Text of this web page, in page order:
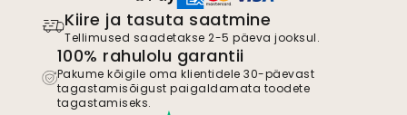
Kiire ja tasuta saatmine
Tellimused saadetakse 2-5 päeva jooksul.
100% rahulolu garantii
Pakume kõigile oma klientidele 30-päevast
tagastamisõigust paigaldamata toodete
tagastamiseks.